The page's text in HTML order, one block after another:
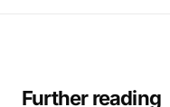
Further reading